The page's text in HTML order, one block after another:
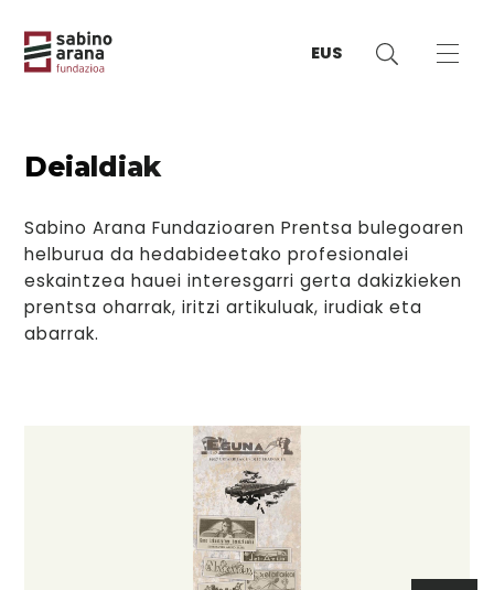
EUS
Deialdiak
Sabino Arana Fundazioaren Prentsa bulegoaren
helburua da hedabideetako profesionalei
eskaintzea hauei interesgarri gerta dakizkieken
prentsa oharrak, iritzi artikuluak, irudiak eta
abarrak.